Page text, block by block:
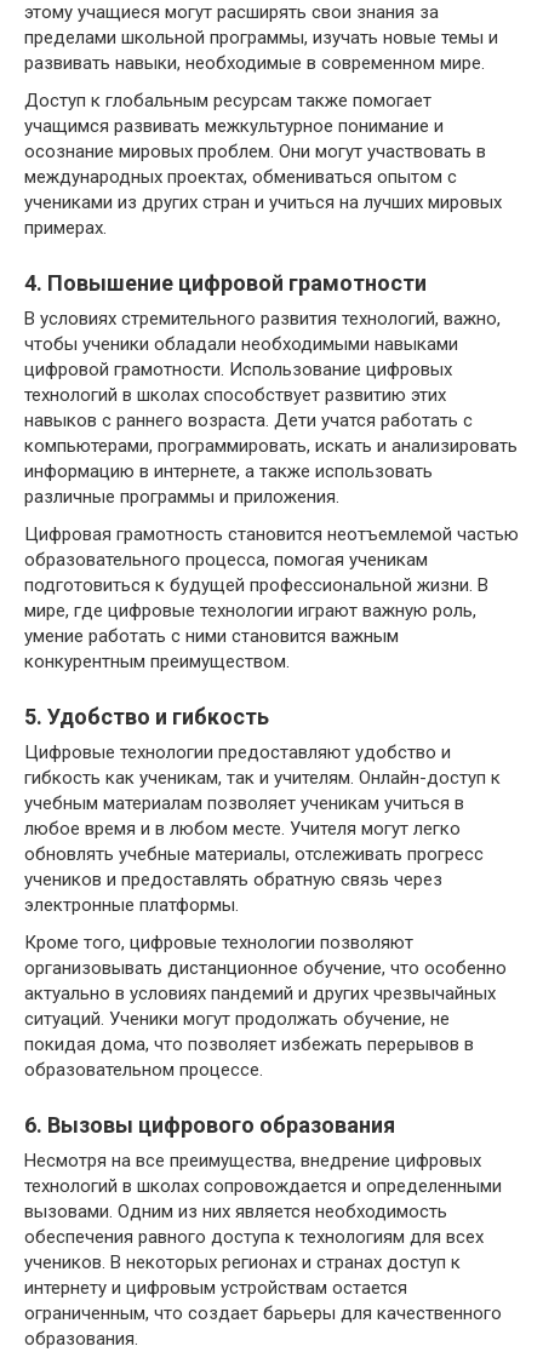
этому учащиеся могут расширять свои знания за
пределами школьной программы, изучать новые темы и
развивать навыки, необходимые в современном мире.
Доступ к глобальным ресурсам также помогает
учащимся развивать межкультурное понимание и
осознание мировых проблем. Они могут участвовать в
международных проектах, обмениваться опытом с
учениками из других стран и учиться на лучших мировых
примерах.
4. Повышение цифровой грамотности
В условиях стремительного развития технологий, важно,
чтобы ученики обладали необходимыми навыками
цифровой грамотности. Использование цифровых
технологий в школах способствует развитию этих
навыков с раннего возраста. Дети учатся работать с
компьютерами, программировать, искать и анализировать
информацию в интернете, а также использовать
различные программы и приложения.
Цифровая грамотность становится неотъемлемой частью
образовательного процесса, помогая ученикам
подготовиться к будущей профессиональной жизни. В
мире, где цифровые технологии играют важную роль,
умение работать с ними становится важным
конкурентным преимуществом.
5. Удобство и гибкость
Цифровые технологии предоставляют удобство и
гибкость как ученикам, так и учителям. Онлайн-доступ к
учебным материалам позволяет ученикам учиться в
любое время и в любом месте. Учителя могут легко
обновлять учебные материалы, отслеживать прогресс
учеников и предоставлять обратную связь через
электронные платформы.
Кроме того, цифровые технологии позволяют
организовывать дистанционное обучение, что особенно
актуально в условиях пандемий и других чрезвычайных
ситуаций. Ученики могут продолжать обучение, не
покидая дома, что позволяет избежать перерывов в
образовательном процессе.
6. Вызовы цифрового образования
Несмотря на все преимущества, внедрение цифровых
технологий в школах сопровождается и определенными
вызовами. Одним из них является необходимость
обеспечения равного доступа к технологиям для всех
учеников. В некоторых регионах и странах доступ к
интернету и цифровым устройствам остается
ограниченным, что создает барьеры для качественного
образования.